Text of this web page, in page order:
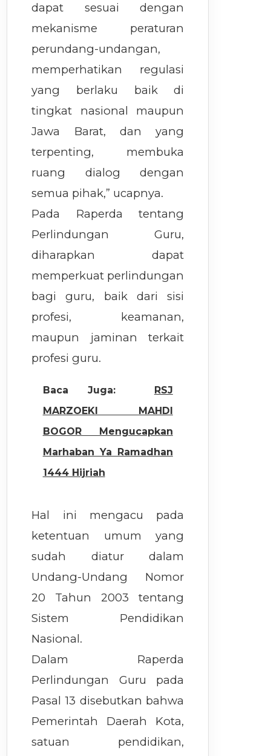
dapat sesuai dengan
mekanisme peraturan
perundang-undangan,
memperhatikan regulasi
yang berlaku baik di
tingkat nasional maupun
Jawa Barat, dan yang
terpenting, membuka
ruang dialog dengan
semua pihak,” ucapnya.
Pada Raperda tentang
Perlindungan Guru,
diharapkan dapat
memperkuat perlindungan
bagi guru, baik dari sisi
profesi, keamanan,
maupun jaminan terkait
profesi guru.
Baca Juga:
RSJ
MARZOEKI MAHDI
BOGOR Mengucapkan
Marhaban Ya Ramadhan
1444 Hijriah
Hal ini mengacu pada
ketentuan umum yang
sudah diatur dalam
Undang-Undang Nomor
20 Tahun 2003 tentang
Sistem Pendidikan
Nasional.
Dalam Raperda
Perlindungan Guru pada
Pasal 13 disebutkan bahwa
Pemerintah Daerah Kota,
satuan pendidikan,